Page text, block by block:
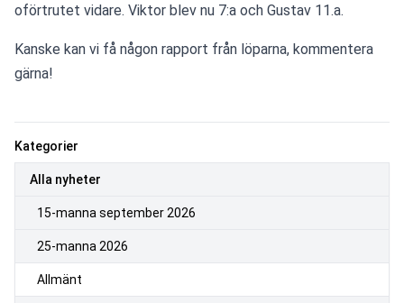
Kategorier
Alla nyheter
15-manna september 2026
25-manna 2026
Allmänt
oförtrutet vidare. Viktor blev nu 7:a och Gustav 11.a.
Kanske kan vi få någon rapport från löparna, kommentera
gärna!